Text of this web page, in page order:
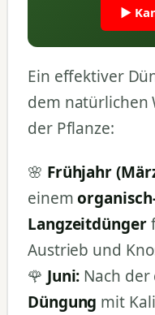
▶
Ein effektiver
dem natürlichen
der Pflanze:
🌸 Frühjahr
einem
Langzeitdünger
Austrieb und
🌹 Juni: Nach
Düngung mit